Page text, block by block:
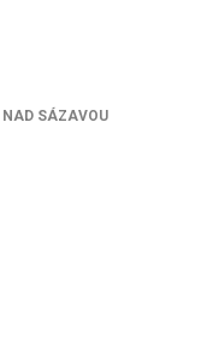
SÁZAVOU